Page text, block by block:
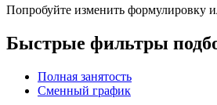
Попробуйте изменить формулировку
Быстрые фильтры
Полная занятость
Сменный график